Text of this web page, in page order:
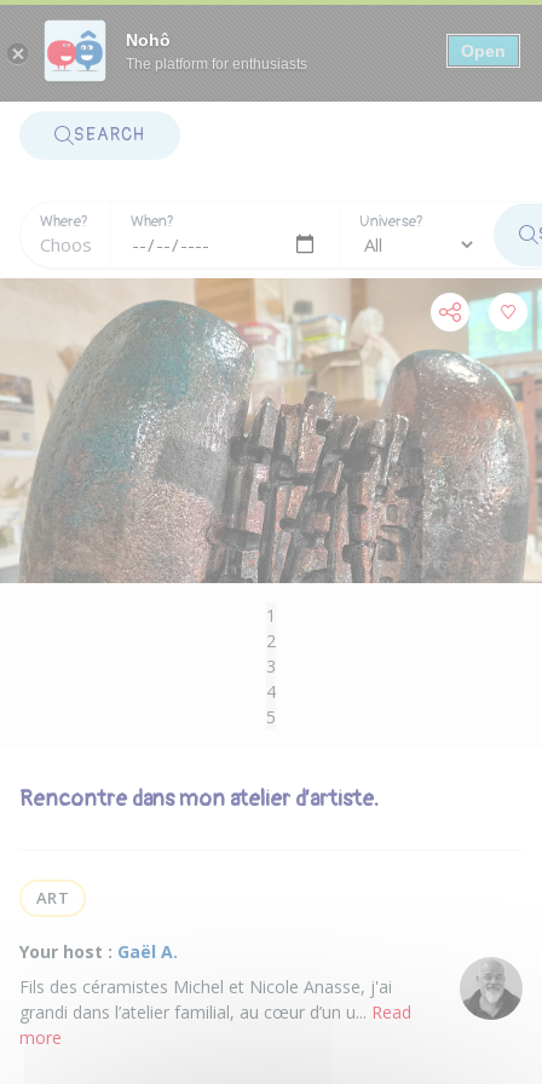
Nohô
The platform for enthusiasts
Open
SEARCH
Where? When? Universe?
1
2
3
4
5
Rencontre dans mon atelier d’artiste.
ART
Your host : Gaël A.
Fils des céramistes Michel et Nicole Anasse, j'ai
grandi dans l’atelier familial, au cœur d’un u... Read
more
Panneau de gestion des cookies